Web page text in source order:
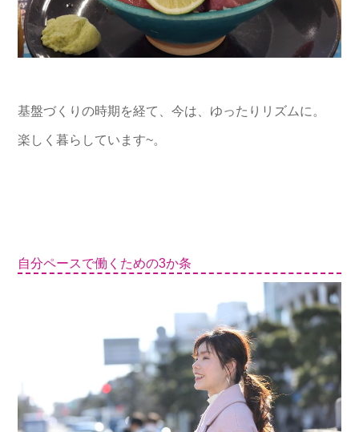
基盤づくりの時期を経て、今は、ゆったりリズムに。
楽しく暮らしています~。
自分ペースで働くための3か条